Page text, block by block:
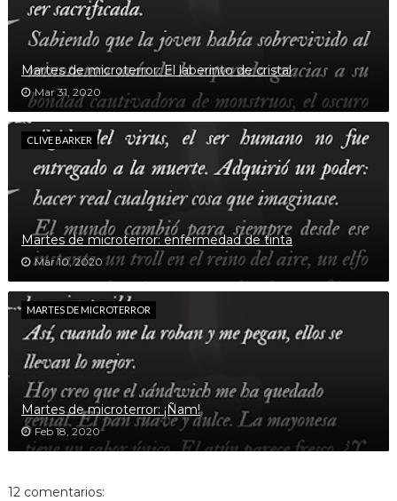
Martes de microterror: El laberinto de cristal
Mar 31, 2020
CLIVE BARKER
Martes de microterror: enfermedad de tinta
Mar 10, 2020
MARTES DE MICROTERROR
Martes de microterror: ¡Ñam!
Feb 18, 2020
12 comentarios: